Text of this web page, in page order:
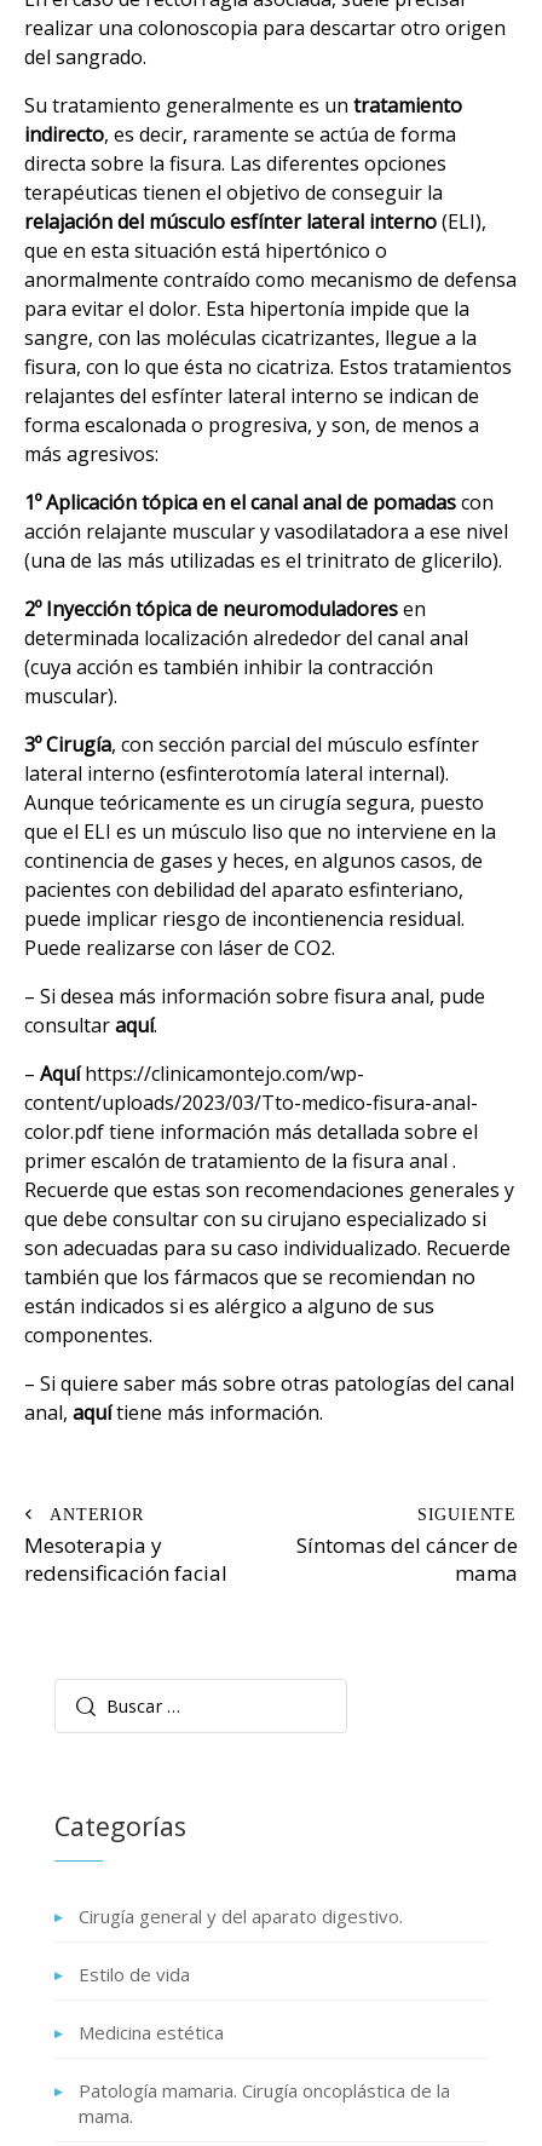
realizar una colonoscopia para descartar otro origen
del sangrado.
Su tratamiento generalmente es un tratamiento
indirecto, es decir, raramente se actúa de forma
directa sobre la fisura. Las diferentes opciones
terapéuticas tienen el objetivo de conseguir la
relajación del músculo esfínter lateral interno(ELI),
que en esta situación está hipertónico o
anormalmente contraído como mecanismo de defensa
para evitar el dolor. Esta hipertonía impide que la
sangre, con las moléculas cicatrizantes, llegue a la
fisura, con lo que ésta no cicatriza. Estos tratamientos
relajantes del esfínter lateral interno se indican de
forma escalonada o progresiva, y son, de menos a
más agresivos:
1º Aplicación tópica en el canal anal de pomadascon
acción relajante muscular y vasodilatadora a ese nivel
(una de las más utilizadas es el trinitrato de glicerilo).
2º Inyección tópica de neuromoduladoresen
determinada localización alrededor del canal anal
(cuya acción es también inhibir la contracción
muscular).
3º Cirugía, con sección parcial del músculo esfínter
lateral interno (esfinterotomía lateral internal).
Aunque teóricamente es un cirugía segura, puesto
que el ELI es un músculo liso que no interviene en la
continencia de gases y heces, en algunos casos, de
pacientes con debilidad del aparato esfinteriano,
puede implicar riesgo de incontienencia residual.
Puede realizarse con láser de CO2.
– Si desea más información sobre fisura anal, pude
consultaraquí.
– Aquí https://clinicamontejo.com/wp-
content/uploads/2023/03/Tto-medico-fisura-anal-
color.pdftiene información más detallada sobre el
primer escalón de tratamiento de la fisura anal .
Recuerde que estas son recomendaciones generales y
que debe consultar con su cirujano especializado si
son adecuadas para su caso individualizado. Recuerde
también que los fármacos que se recomiendan no
están indicados si es alérgico a alguno de sus
componentes.
– Si quiere saber más sobre otras patologías del canal
anal, aquítiene más información.
Navegación
de
entradas
Mesoterapia y
redensificación facial
Síntomas del cáncer de
mama
Buscar:
Categorías
Cirugía general y del aparato digestivo.
Estilo de vida
Medicina estética
Patología mamaria. Cirugía oncoplástica de la
mama.